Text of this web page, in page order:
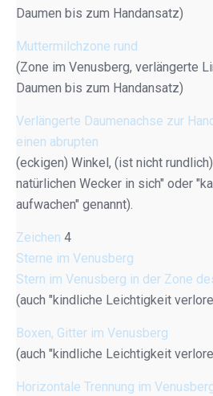
Daumen bis zum Handansatz)
Muttermilchzone rund
(Zone im Venusberg, verlängerte
Daumen bis zum Handansatz)
Verlängerte Daumenachse zur
einen abrupten
(eckigen) Winkel, (ist nicht
natürlichen Wecker in sich" oder
aufwachen" genannt).
Zeichen 4
Sterne im Venusberg
Stern im Venusberg in der Zone
(auch "kindliche Leichtigkeit
Boxen, Gitter im Venusberg
(auch "kindliche Leichtigkeit
Horizontale Trennung im